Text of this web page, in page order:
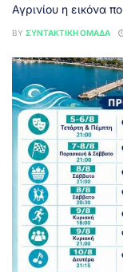
Αγρινίου η εικόνα
BY ΣΥΝΤΑΚΤΙΚΉ ΟΜΆΔΑ